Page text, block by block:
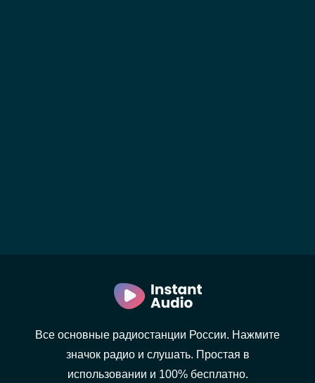
Все основные радиостанции России. Нажмите
значок радио и слушать. Простая в
использовании и 100% бесплатно.